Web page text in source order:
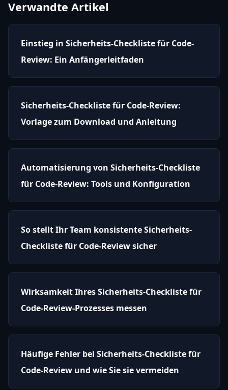
Verwandte Artikel
Einstieg in Sicherheits-Checkliste für Code-
Review: Ein Anfängerleitfaden
Sicherheits-Checkliste für Code-Review:
Vorlage zum Download und Anleitung
Automatisierung von Sicherheits-Checkliste
für Code-Review: Tools und Konfiguration
So stellt Ihr Team konsistente Sicherheits-
Checkliste für Code-Review sicher
Wirksamkeit Ihres Sicherheits-Checkliste für
Code-Review-Prozesses messen
Häufige Fehler bei Sicherheits-Checkliste für
Code-Review und wie Sie sie vermeiden